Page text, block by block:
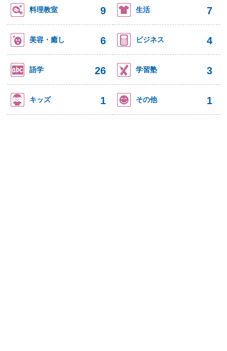
料理教室 9 生活 7
美容・癒し 6 ビジネス 4
語学 26 学習塾 3
キッズ 1 その他 1